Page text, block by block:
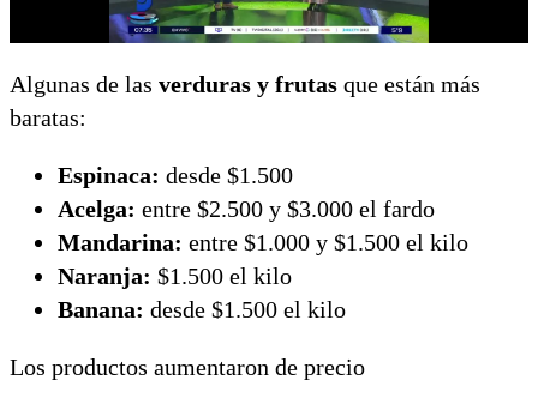
Algunas de las verduras y frutas que están más
baratas:
Espinaca: desde $1.500
Acelga: entre $2.500 y $3.000 el fardo
Mandarina: entre $1.000 y $1.500 el kilo
Naranja: $1.500 el kilo
Banana: desde $1.500 el kilo
Los productos aumentaron de precio